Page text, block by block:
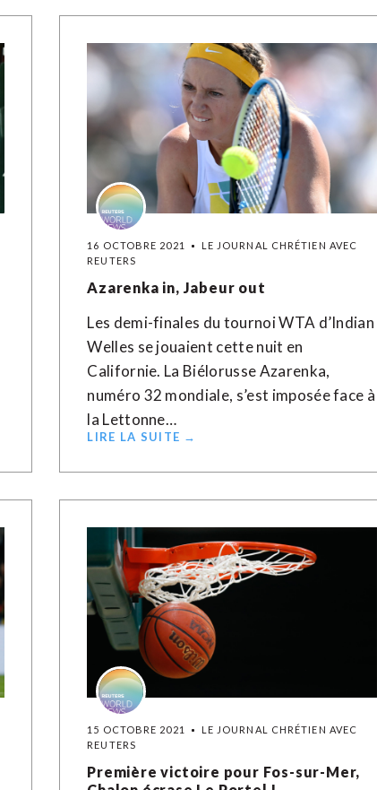
16 OCTOBRE 2021
LE JOURNAL CHRÉTIEN AVEC
REUTERS
Azarenka in, Jabeur out
Les demi-finales du tournoi WTA d’Indian
Welles se jouaient cette nuit en
Californie. La Biélorusse Azarenka,
numéro 32 mondiale, s’est imposée face à
la Lettonne…
LIRE LA SUITE →
15 OCTOBRE 2021
LE JOURNAL CHRÉTIEN AVEC
REUTERS
Première victoire pour Fos-sur-Mer,